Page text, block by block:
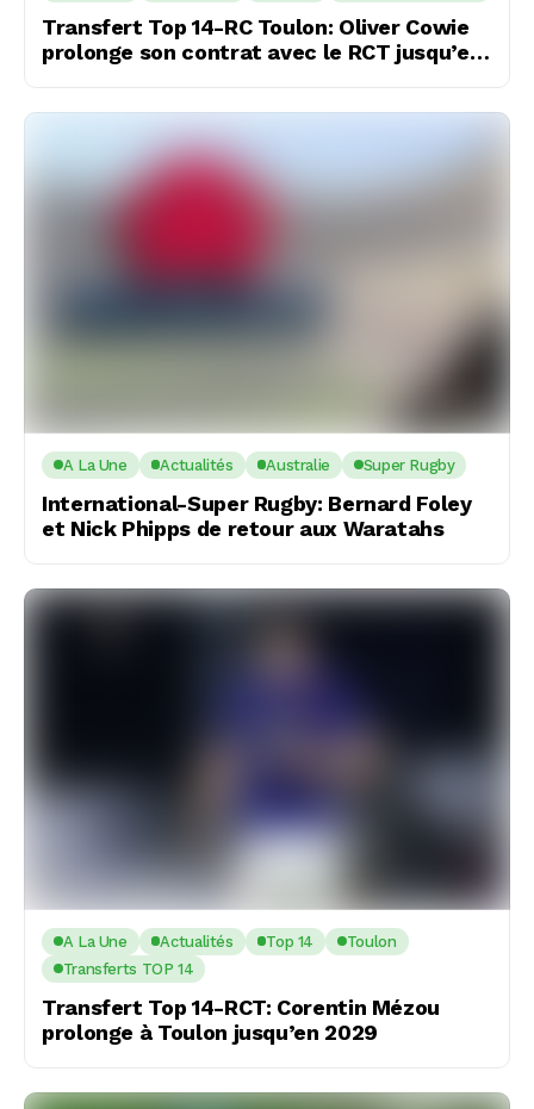
Transfert Top 14-RC Toulon: Oliver Cowie
prolonge son contrat avec le RCT jusqu’en
A La Une Actualités Australie Super Rugby
International-Super Rugby: Bernard Foley
et Nick Phipps de retour aux Waratahs
A La Une Actualités Top 14
Toulon
Transferts TOP 14
Transfert Top 14-RCT: Corentin Mézou
prolonge à Toulon jusqu’en 2029